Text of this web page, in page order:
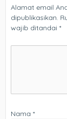
Alamat email
dipublikasikan.
wajib ditandai*
Nama*